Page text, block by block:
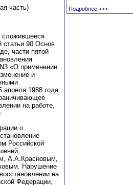
часть)
сложившееся
статьи 90 Основ
части пятой
«О применении
и
апреля 1988 года
на работе,
о
Российской
А.А.Красновым,
Нарушение
на
Федерации,
Подробнее >>>